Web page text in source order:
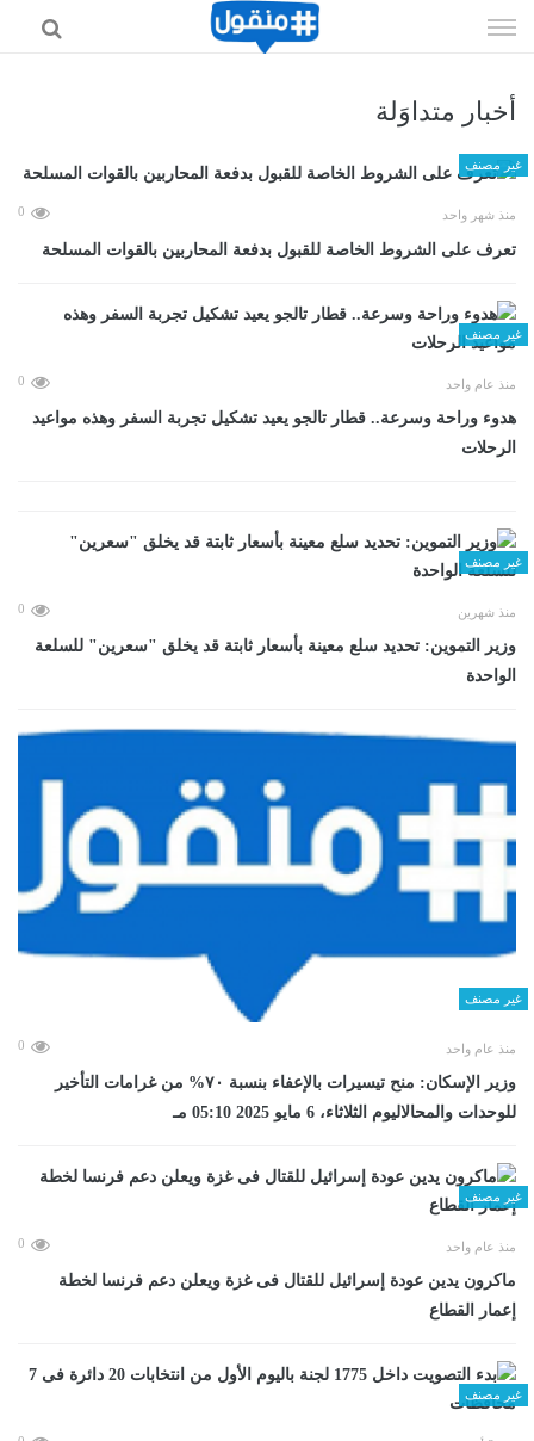
الى
أخبار متداوَلة
غير مصنف
منذ شهر واحد 0
تعرف على الشروط الخاصة للقبول بدفعة المحاربين بالقوات المسلحة
غير مصنف
منذ عام واحد 0
هدوء وراحة وسرعة.. قطار تالجو يعيد تشكيل تجربة السفر وهذه مواعيد
الرحلات
غير مصنف
منذ شهرين 0
وزير التموين: تحديد سلع معينة بأسعار ثابتة قد يخلق "سعرين" للسلعة
الواحدة
غير مصنف
منذ عام واحد 0
وزير الإسكان: منح تيسيرات بالإعفاء بنسبة ٧٠% من غرامات التأخير
للوحدات والمحالاليوم الثلاثاء، 6 مايو 2025 05:10 مـ
غير مصنف
منذ عام واحد 0
ماكرون يدين عودة إسرائيل للقتال فى غزة ويعلن دعم فرنسا لخطة
إعمار القطاع
غير مصنف